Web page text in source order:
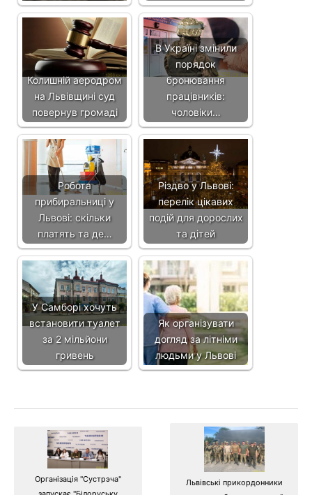
Колишній аеродром
на Львівщині суд
повернув громаді
В Україні змінили
порядок
бронювання
працівників:
чоловіки…
Робота
прибиральниці у
Львові: скільки
платять та де…
Різдво у Львові:
перелік цікавих
подій для дорослих
та дітей
У Самборі хочуть
встановити туалет
за 2 мільйони
гривень
Як організувати
догляд за літніми
людьми у Львові
Організація "Сустрэча"
Львівські прикордонники